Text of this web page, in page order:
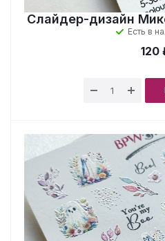
Слайдер-дизайн
Есть в
120